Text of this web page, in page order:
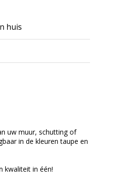
huis
uw muur, schutting of
in de kleuren taupe en
kwaliteit in één!